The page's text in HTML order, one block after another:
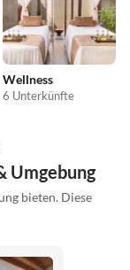
Wellness
6 Unterkünfte
Umgebung
bieten. Diese